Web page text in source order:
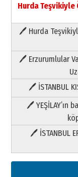
Hurda Teşvikiyle
🖊 Hurda
🖊 Erzurumlular
🖊 İSTANBUL
🖊 YEŞİLAY’ın
🖊 İSTANBUL
Paranın Aile
03 Ağustos 2026
09
Yusuf
yazar
11